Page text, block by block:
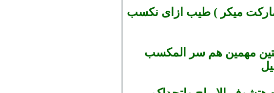
ميكر ) طيب ازاى نكسب
مهمين هم سر المكسب